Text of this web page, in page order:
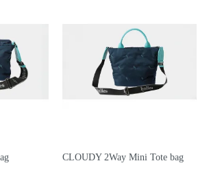
CLOUDY 2Way Mini Tote bag